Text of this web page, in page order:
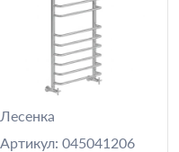
Лесенка
Артикул: 045041206